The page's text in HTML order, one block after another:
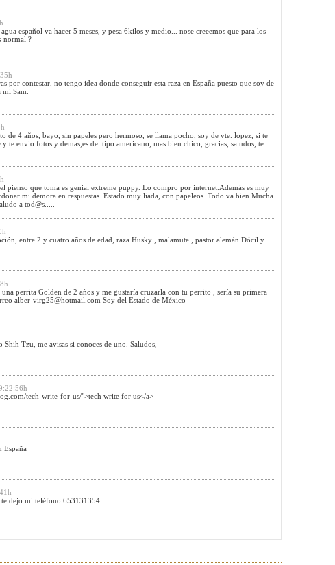
español va hacer 5 meses, y pesa 6kilos y medio... nose creeemos que para los
normal ?
por contestar, no tengo idea donde conseguir esta raza en España puesto que soy de
Sam.
de 4 años, bayo, sin papeles pero hermoso, se llama pocho, soy de vte. lopez, si te
y te envio fotos y demas,es del tipo americano, mas bien chico, gracias, saludos, te
pienso que toma es genial extreme puppy. Lo compro por internet.Además es muy
mi demora en respuestas. Estado muy liada, con papeleos. Todo va bien.Mucha
a tod@s.....
entre 2 y cuatro años de edad, raza Husky , malamute , pastor alemán.Dócil y
perrita Golden de 2 años y me gustaría cruzarla con tu perrito , sería su primera
alber-virg25@hotmail.com Soy del Estado de México
Tzu, me avisas si conoces de uno. Saludos,
tech-write-for-us/">tech write for us</a>
España
te dejo mi teléfono 653131354